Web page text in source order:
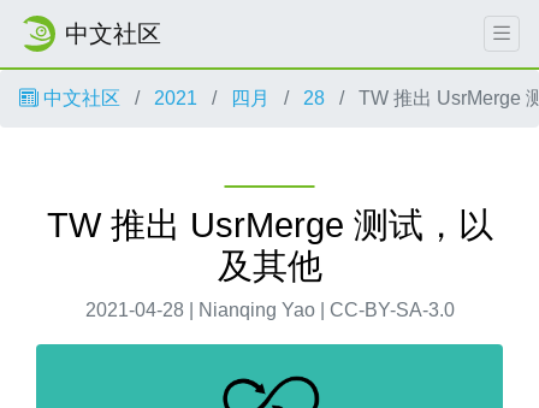
中文社区
中文社区 2021 四月 28 TW 推出 UsrMerge
TW 推出 UsrMerge 测试，以
及其他
2021-04-28 | Nianqing Yao | CC-BY-SA-3.0